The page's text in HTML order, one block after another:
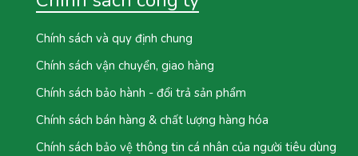
Chính sách và quy định chung
Chính sách vận chuyển, giao hàng
Chính sách bảo hành - đổi trả sản phẩm
Chính sách bán hàng & chất lượng hàng hóa
Chính sách bảo vệ thông tin cá nhân của người tiêu dùng